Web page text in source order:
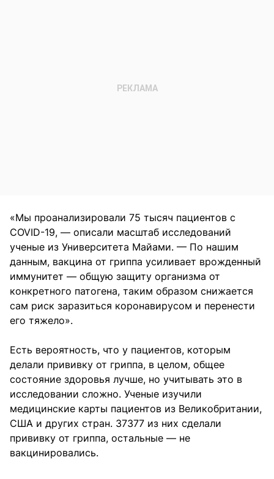
«Мы проанализировали 75 тысяч пациентов с
COVID-19, — описали масштаб исследований
ученые из Университета Майами. — По нашим
данным, вакцина от гриппа усиливает врожденный
иммунитет — общую защиту организма от
конкретного патогена, таким образом снижается
сам риск заразиться коронавирусом и перенести
его тяжело».
Есть вероятность, что у пациентов, которым
делали прививку от гриппа, в целом, общее
состояние здоровья лучше, но учитывать это в
исследовании сложно. Ученые изучили
медицинские карты пациентов из Великобритании,
США и других стран. 37377 из них сделали
прививку от гриппа, остальные — не
вакцинировались.